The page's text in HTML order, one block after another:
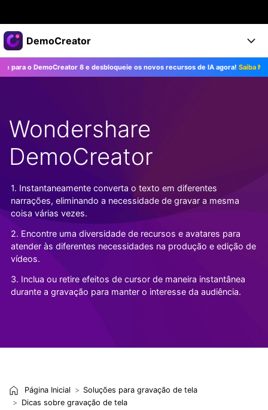
Produtos em destaque
Criatividade digital com IA generativa
Utilitários
Negócios
Sala de imprensa
Loja
Suporte
DemoCreator
Produtos
Recursos
Todos os recursos >
Recursos de IA
Dicas de IA
Todos os recursos de IA >
Soluções
DemoCreator para
Blog
Mais Soluções >
Central de Ajuda
Começe a Usar
Suporte
TESTE GRÁTIS COMPRE AGORA
Entrar
o DemoCreator 8 e desbloqueie os novos recursos de IA agora!Saiba Mais>>
Wondershare
DemoCreator
1. Instantaneamente converta o texto em diferentes
narrações, eliminando a necessidade de gravar a mesma
coisa várias vezes.
2. Encontre uma diversidade de recursos e avatares para
atender às diferentes necessidades na produção e edição de
vídeos.
3. Inclua ou retire efeitos de cursor de maneira instantânea
durante a gravação para manter o interesse da audiência.
Página Inicial
Soluções para gravação de tela
Dicas sobre gravação de tela